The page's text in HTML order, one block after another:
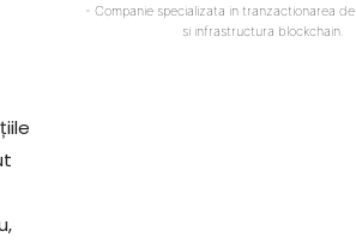
- Companie specializata in tranzactionarea de
si infrastructura blockchain.